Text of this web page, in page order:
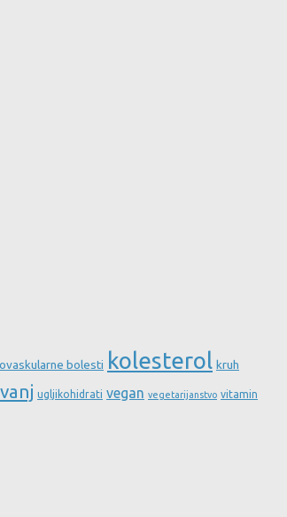
bolesti kolesterol kruh
ugljikohidrati vegan vegetarijanstvo vitamin